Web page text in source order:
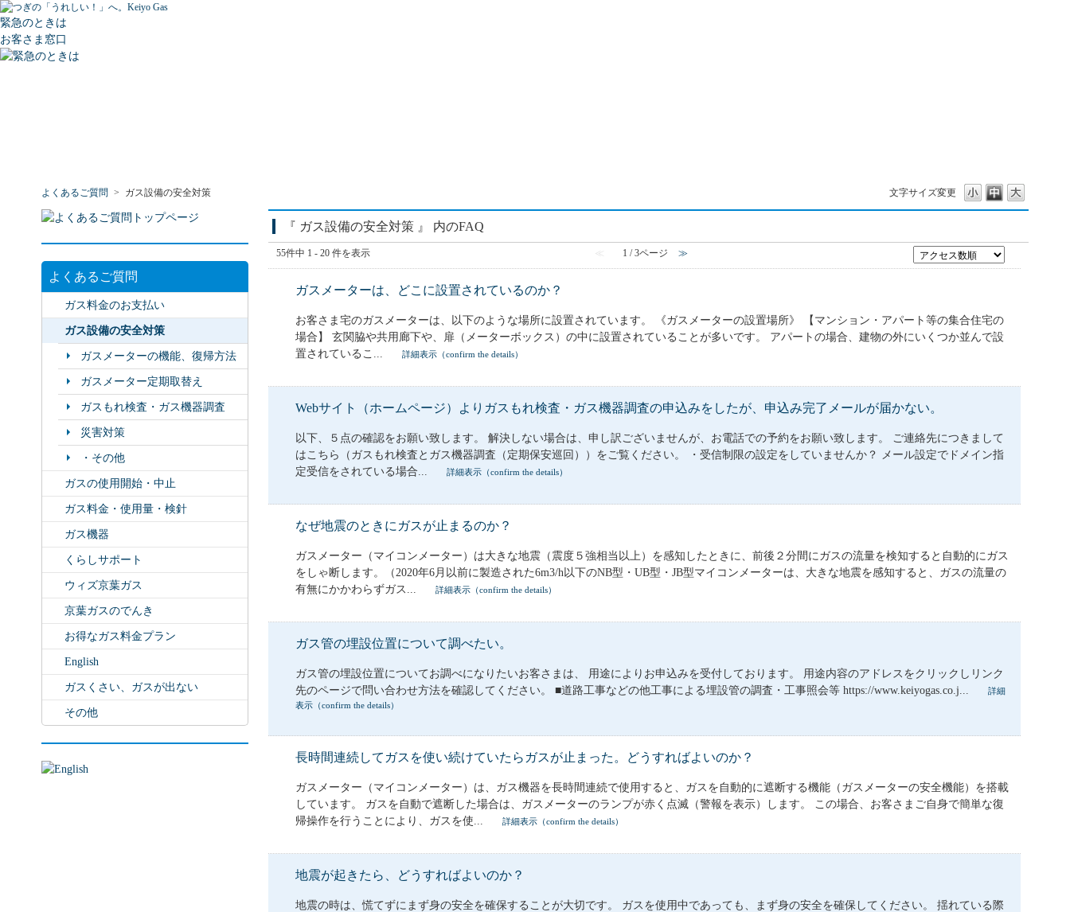
緊急のときは
お客さま窓口
文字サイズ変更
よくあるご質問 > ガス設備の安全対策
よくあるご質問
ガス料金のお支払い
ガス設備の安全対策
ガスメーターの機能、復帰方法
ガスメーター定期取替え
ガスもれ検査・ガス機器調査
災害対策
・その他
ガスの使用開始・中止
ガス料金・使用量・検針
ガス機器
くらしサポート
ウィズ京葉ガス
京葉ガスのでんき
お得なガス料金プラン
English
ガスくさい、ガスが出ない
その他
『 ガス設備の安全対策 』 内のFAQ
55件中 1 - 20 件を表示 ≪ 1 / 3ページ ≫
ガスメーターは、どこに設置されているのか？
お客さま宅のガスメーターは、以下のような場所に設置されています。 《ガスメーターの設置場所》 【マンション・アパート等の集合住宅の
場合】 玄関脇や共用廊下や、扉（メーターボックス）の中に設置されていることが多いです。 アパートの場合、建物の外にいくつか並んで設
置されているこ...
詳細表示（confirm the details）
Webサイト（ホームページ）よりガスもれ検査・ガス機器調査の申込みをしたが、申込み完了メールが届かない。
以下、５点の確認をお願い致します。 解決しない場合は、申し訳ございませんが、お電話での予約をお願い致します。 ご連絡先につきまして
はこちら（ガスもれ検査とガス機器調査（定期保安巡回））をご覧ください。 ・受信制限の設定をしていませんか？ メール設定でドメイン指
定受信をされている場合...
詳細表示（confirm the details）
なぜ地震のときにガスが止まるのか？
ガスメーター（マイコンメーター）は大きな地震（震度５強相当以上）を感知したときに、前後２分間にガスの流量を検知すると自動的にガス
をしゃ断します。（2020年6月以前に製造された6m3/h以下のNB型・UB型・JB型マイコンメーターは、大きな地震を感知すると、ガスの流量の
有無にかかわらずガス...
詳細表示（confirm the details）
ガス管の埋設位置について調べたい。
ガス管の埋設位置についてお調べになりたいお客さまは、 用途によりお申込みを受付しております。 用途内容のアドレスをクリックしリンク
先のページで問い合わせ方法を確認してください。 ■道路工事などの他工事による埋設管の調査・工事照会等 https://www.keiyogas.co.j...
詳細
表示（confirm the details）
長時間連続してガスを使い続けていたらガスが止まった。どうすればよいのか？
ガスメーター（マイコンメーター）は、ガス機器を長時間連続で使用すると、ガスを自動的に遮断する機能（ガスメーターの安全機能）を搭載
しています。 ガスを自動で遮断した場合は、ガスメーターのランプが赤く点滅（警報を表示）します。 この場合、お客さまご自身で簡単な復
帰操作を行うことにより、ガスを使...
詳細表示（confirm the details）
地震が起きたら、どうすればよいのか？
地震の時は、慌てずにまず身の安全を確保することが大切です。 ガスを使用中であっても、まず身の安全を確保してください。 揺れている際